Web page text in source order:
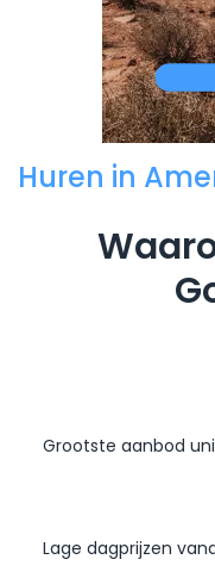
Huren in
Grootste aanbod
Lage dagprijzen